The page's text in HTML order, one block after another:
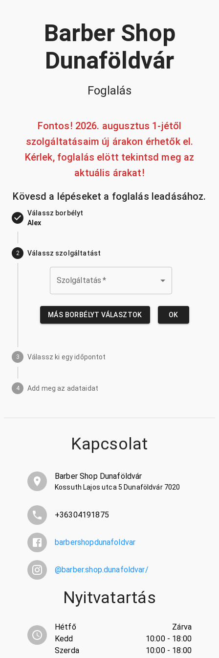
Barber Shop
Dunaföldvár
Foglalás
Fontos! 2026. augusztus 1-jétől
szolgáltatásaim új árakon érhetők el.
Kérlek, foglalás elött tekintsd meg az
aktuális árakat!
Kövesd a lépéseket a foglalás leadásához.
Válassz borbélyt
Alex
2 Válassz szolgáltatást
Szolgáltatás *
MÁS BORBÉLYT VÁLASZTOK OK
3 Válassz ki egy időpontot
4 Add meg az adataidat
Kapcsolat
Barber Shop Dunaföldvár
Kossuth Lajos utca 5 Dunaföldvár 7020
+36304191875
barbershopdunafoldvar
@barber.shop.dunafoldvar/
Nyitvatartás
Hétfő
Kedd
Szerda
Zárva
10:00 - 18:00
10:00 - 18:00